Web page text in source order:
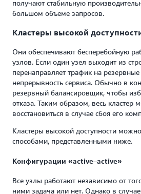
получают стабильную
большом объеме запросов.
Кластеры высокой
Они обеспечивают бесперебойную
узлов. Если один узел выходит из
перенаправляет трафик на
непрерывность сервиса. Обычно в
резервный балансировщик, чтобы
отказа. Таким образом, весь кластер
восстановиться в случае сбоя его
Кластеры высокой доступности
способами, представленными ниже.
Конфигурации «active–active»
Все узлы работают независимо от
ними задача или нет. Однако в